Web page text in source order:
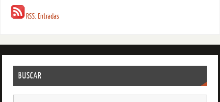
RSS: Entradas
BUSCAR